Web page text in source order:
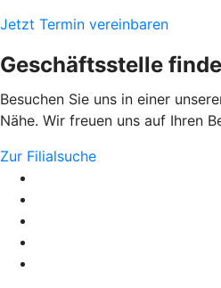
Jetzt Termin vereinbaren
Geschäftsstelle
Besuchen Sie uns in einer
Nähe. Wir freuen uns auf Ihren
Zur Filialsuche